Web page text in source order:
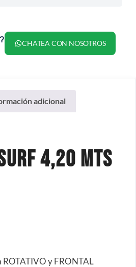
CHATEA CON NOSOTROS
adicional
4,20 mts
ROTATIVO y FRONTAL